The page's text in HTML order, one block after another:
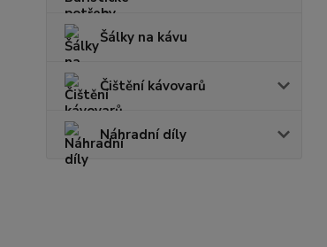
Šálky na kávu
Čištění kávovarů
Náhradní díly